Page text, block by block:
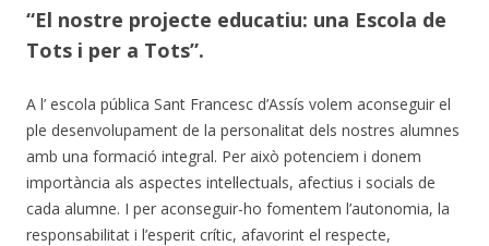
“El nostre projecte educatiu: una Escola de
Tots i per a Tots”.
A l’ escola pública Sant Francesc d’Assís volem aconseguir el
ple desenvolupament de la personalitat dels nostres alumnes
amb una formació integral. Per això potenciem i donem
importància als aspectes intel·lectuals, afectius i socials de
cada alumne. I per aconseguir-ho fomentem l’autonomia, la
responsabilitat i l’esperit crític, afavorint el respecte,